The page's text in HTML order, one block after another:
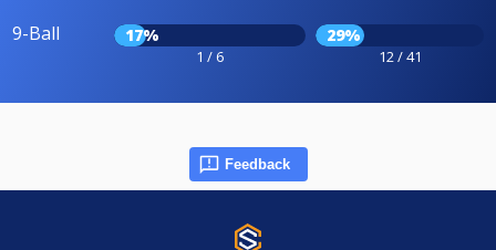
9-Ball 17%
1 / 6
29%
12 / 41
Feedback